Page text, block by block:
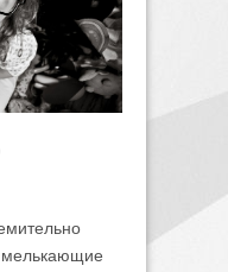
мелькающие